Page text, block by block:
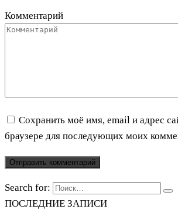
Комментарий
Сохранить моё имя, email и адрес
браузере для последующих моих
Search for:
ПОСЛЕДНИЕ ЗАПИСИ